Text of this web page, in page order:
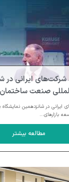
ایرانی در
صنعت ساختمان
ایرانی در شانزدهمین
بازارهای...
مطالعه بیشتر